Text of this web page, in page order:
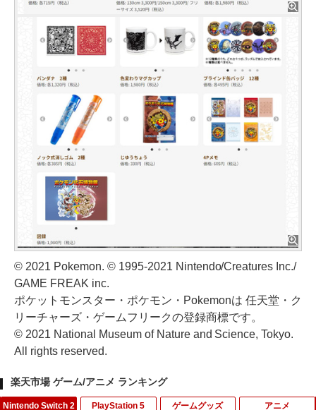
© 2021 Pokemon. © 1995-2021 Nintendo/Creatures Inc./
GAME FREAK inc.
ポケットモンスター・ポケモン・Pokemonは 任天堂・ク
リーチャーズ・ゲームフリークの登録商標です。
© 2021 National Museum of Nature and Science, Tokyo.
All rights reserved.
楽天市場 ゲーム/アニメ ランキング
Nintendo Switch 2 PlayStation 5 ゲームグッズ アニメ